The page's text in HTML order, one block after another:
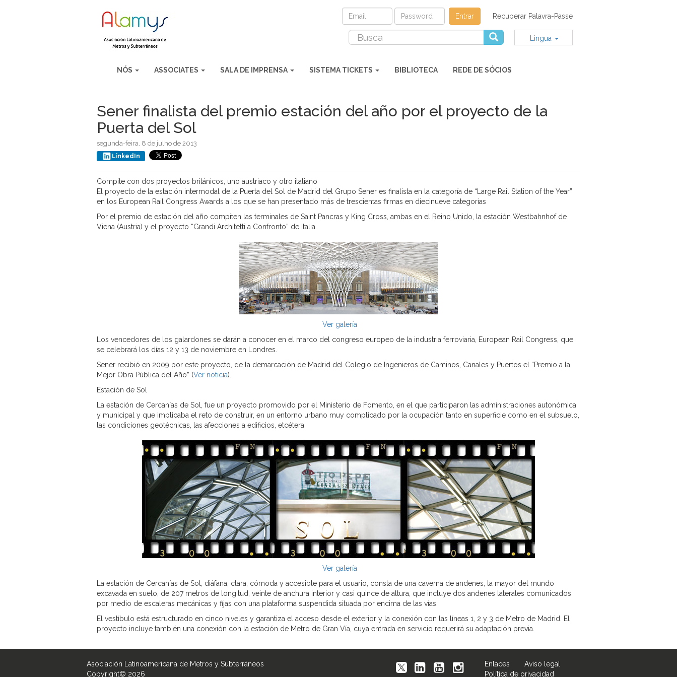
Entrar Recuperar Palavra-Passe
Lingua
NÓS ASSOCIATES SALA DE IMPRENSA SISTEMA TICKETS BIBLIOTECA REDE DE SÓCIOS
Sener finalista del premio estación del año por el proyecto de la
Puerta del Sol
segunda-feira, 8 de julho de 2013
LinkedIn
Compite con dos proyectos británicos, uno austriaco y otro italiano
El proyecto de la estación intermodal de la Puerta del Sol de Madrid del Grupo Sener es finalista en la categoría de “Large Rail Station of the Year”
en los European Rail Congress Awards a los que se han presentado más de trescientas firmas en diecinueve categorías
Por el premio de estación del año compiten las terminales de Saint Pancras y King Cross, ambas en el Reino Unido, la estación Westbahnhof de
Viena (Austria) y el proyecto “Grandi Architetti a Confronto” de Italia.
Ver galería
Los vencedores de los galardones se darán a conocer en el marco del congreso europeo de la industria ferroviaria, European Rail Congress, que
se celebrará los días 12 y 13 de noviembre en Londres.
Sener recibió en 2009 por este proyecto, de la demarcación de Madrid del Colegio de Ingenieros de Caminos, Canales y Puertos el “Premio a la
Mejor Obra Pública del Año” (Ver noticia).
Estación de Sol
La estación de Cercanías de Sol, fue un proyecto promovido por el Ministerio de Fomento, en el que participaron las administraciones autonómica
y municipal y que implicaba el reto de construir, en un entorno urbano muy complicado por la ocupación tanto en superficie como en el subsuelo,
las condiciones geotécnicas, las afecciones a edificios, etcétera.
Ver galería
La estación de Cercanías de Sol, diáfana, clara, cómoda y accesible para el usuario, consta de una caverna de andenes, la mayor del mundo
excavada en suelo, de 207 metros de longitud, veinte de anchura interior y casi quince de altura, que incluye dos andenes laterales comunicados
por medio de escaleras mecánicas y fijas con una plataforma suspendida situada por encima de las vías.
El vestíbulo está estructurado en cinco niveles y garantiza el acceso desde el exterior y la conexión con las líneas 1, 2 y 3 de Metro de Madrid. El
proyecto incluye también una conexión con la estación de Metro de Gran Vía, cuya entrada en servicio requerirá su adaptación previa.
Asociación Latinoamericana de Metros y Subterráneos
Copyright© 2026
Enlaces
Aviso legal
Política de privacidad